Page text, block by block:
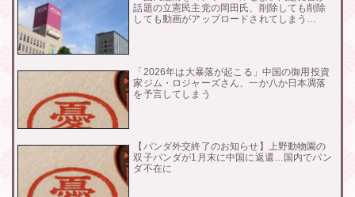
話題の立憲民主党の岡田氏、削除しても削除
しても動画がアップロードされてしまう…
「2026年は大暴落が起こる」中国の御用投資
家ジム・ロジャーズさん、一か八か日本凋落
を予言してしまう
【パンダ外交終了のお知らせ】上野動物園の
双子パンダが1月末に中国に返還…国内でパン
ダ不在に